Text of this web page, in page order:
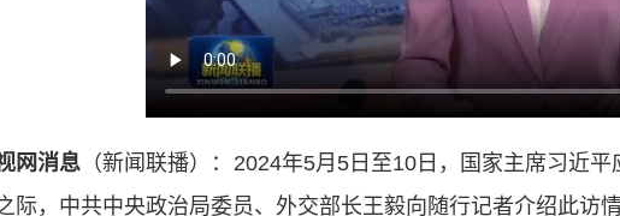
网消息 （新闻联播）：2024年5月5日至10日，国家主席习近
际，中共中央政治局委员、外交部长王毅向随行记者介绍此访情